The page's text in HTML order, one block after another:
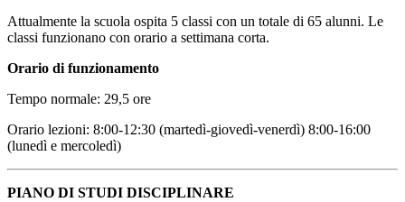
Attualmente la scuola ospita 5 classi con un totale di 65 alunni. Le
classi funzionano con orario a settimana corta.
Orario di funzionamento
Tempo normale: 29,5 ore
Orario lezioni: 8:00-12:30 (martedì-giovedì-venerdì) 8:00-16:00
(lunedì e mercoledì)
PIANO DI STUDI DISCIPLINARE